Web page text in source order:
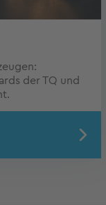
der TQ und